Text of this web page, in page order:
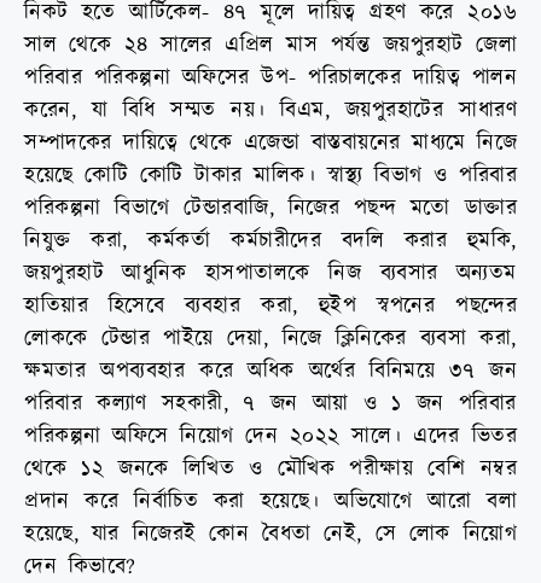
নিকট হতে আর্টিকেল- ৪৭ মূলে দায়িত্ব গ্রহণ করে ২০১৬
সাল থেকে ২৪ সালের এপ্রিল মাস পর্যন্ত জয়পুরহাট জেলা
পরিবার পরিকল্পনা অফিসের উপ- পরিচালকের দায়িত্ব পালন
করেন, যা বিধি সম্মত নয়। বিএম, জয়পুরহাটের সাধারণ
সম্পাদকের দায়িত্বে থেকে এজেন্ডা বাস্তবায়নের মাধ্যমে নিজে
হয়েছে কোটি কোটি টাকার মালিক। স্বাস্থ্য বিভাগ ও পরিবার
পরিকল্পনা বিভাগে টেন্ডারবাজি, নিজের পছন্দ মতো ডাক্তার
নিযুক্ত করা, কর্মকর্তা কর্মচারীদের বদলি করার হুমকি,
জয়পুরহাট আধুনিক হাসপাতালকে নিজ ব্যবসার অন্যতম
হাতিয়ার হিসেবে ব্যবহার করা, হুইপ স্বপনের পছন্দের
লোককে টেন্ডার পাইয়ে দেয়া, নিজে ক্লিনিকের ব্যবসা করা,
ক্ষমতার অপব্যবহার করে অধিক অর্থের বিনিময়ে ৩৭ জন
পরিবার কল্যাণ সহকারী, ৭ জন আয়া ও ১ জন পরিবার
পরিকল্পনা অফিসে নিয়োগ দেন ২০২২ সালে। এদের ভিতর
থেকে ১২ জনকে লিখিত ও মৌখিক পরীক্ষায় বেশি নম্বর
প্রদান করে নির্বাচিত করা হয়েছে। অভিযোগে আরো বলা
হয়েছে, যার নিজেরই কোন বৈধতা নেই, সে লোক নিয়োগ
দেন কিভাবে?